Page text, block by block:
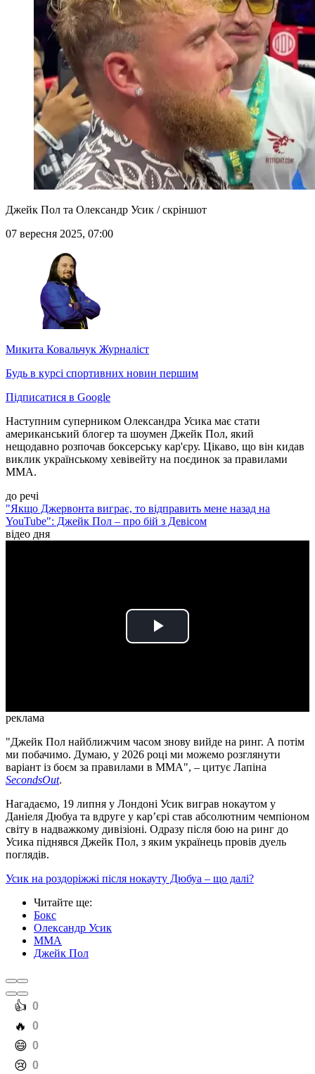
Джейк Пол та Олександр Усик / скріншот
07 вересня 2025, 07:00
Микита Ковальчук Журналіст
Будь в курсі спортивних новин першим
Підписатися в Google
Наступним суперником Олександра Усика має стати
американський блогер та шоумен Джейк Пол, який
нещодавно розпочав боксерську кар'єру. Цікаво, що він кидав
виклик українському хевівейту на поєдинок за правилами
ММА.
до речі
"Якщо Джервонта виграє, то відправить мене назад на
YouTube": Джейк Пол – про бій з Девісом
відео дня
Play
реклама
"Джейк Пол найближчим часом знову вийде на ринг. А потім
ми побачимо. Думаю, у 2026 році ми можемо розглянути
варіант із боєм за правилами в ММА", – цитує Лапіна
SecondsOut.
Нагадаємо, 19 липня у Лондоні Усик виграв нокаутом у
Даніеля Дюбуа та вдруге у кар’єрі став абсолютним чемпіоном
світу в надважкому дивізіоні. Одразу після бою на ринг до
Усика піднявся Джейк Пол, з яким українець провів дуель
поглядів.
Усик на роздоріжжі після нокауту Дюбуа – що далі?
Читайте ще:
Бокс
Олександр Усик
ММА
Джейк Пол
️👍 0
️🔥 0
️😄 0
️😢 0